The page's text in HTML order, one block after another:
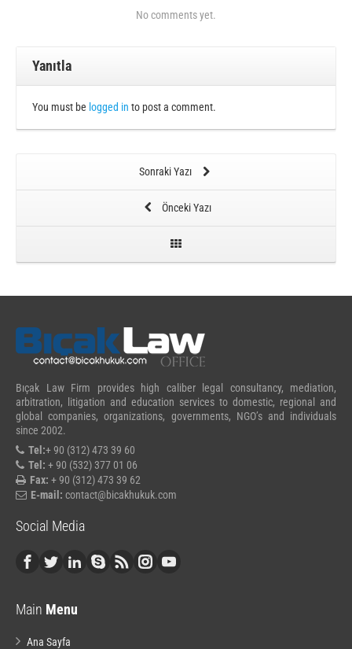
No comments yet.
Yanıtla
You must be logged in to post a comment.
Sonraki Yazı
Önceki Yazı
Bıçak Law Firm provides high caliber legal consultancy, mediation,
arbitration, litigation and education services to domestic, regional and
global companies, organizations, governments, NGO’s and individuals
since 2002.
Tel:+ 90 (312) 473 39 60
Tel: + 90 (532) 377 01 06
Fax: + 90 (312) 473 39 62
E-mail: contact@bicakhukuk.com
Social Media
Main Menu
Ana Sayfa